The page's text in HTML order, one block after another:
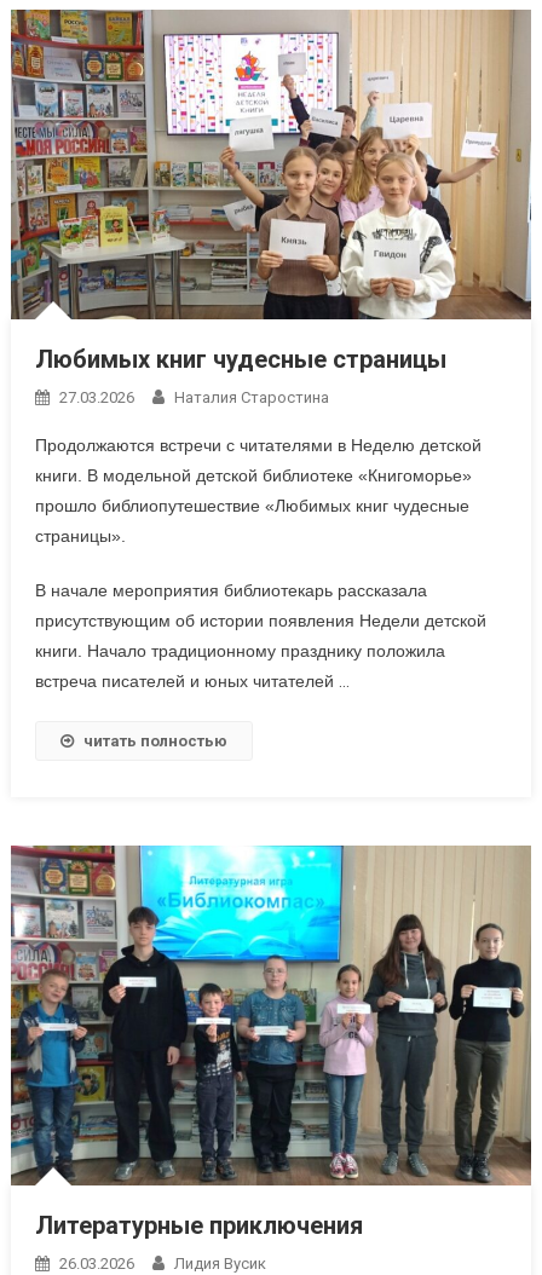
Любимых книг чудесные страницы
27.03.2026 Наталия Старостина
Продолжаются встречи с читателями в Неделю детской
книги. В модельной детской библиотеке «Книгоморье»
прошло библиопутешествие «Любимых книг чудесные
страницы».
В начале мероприятия библиотекарь рассказала
присутствующим об истории появления Недели детской
книги. Начало традиционному празднику положила
встреча писателей и юных читателей …
читать полностью
Литературные приключения
26.03.2026 Лидия Вусик